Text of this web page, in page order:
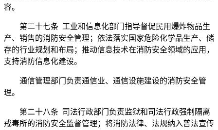
容。
第二十七条 工业和信息化部门指导督促民用爆炸物品生
产、销售的消防安全管理；依法落实国家危险化学品生产、储
存的行业规划和布局；推动信息技术在消防安全领域的应用，
支持消防信息化建设。
通信管理部门负责通信业、通信设施建设的消防安全管
理。
第二十八条 司法行政部门负责监狱和司法行政强制隔离
戒毒所的消防安全监督管理；将消防法律、法规纳入普法宣传